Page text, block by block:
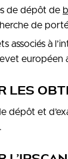
de dépôt de
de
associés à
européen
LES
dépôt et